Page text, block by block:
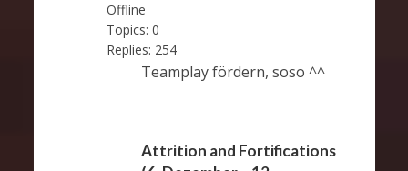
Offline
Topics: 0
Replies: 254
Teamplay fördern, soso ^^
Attrition and Fortifications